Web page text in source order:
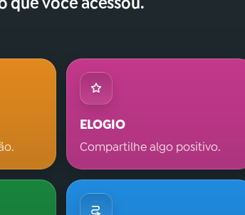
ELOGIO
Compartilhe algo positivo.